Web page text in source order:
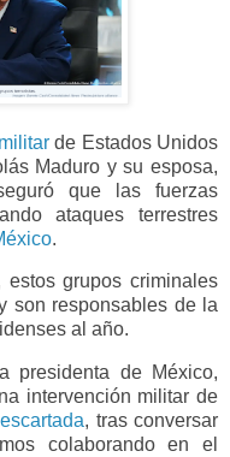
de Estados Unidos
Maduro y su esposa,
que las fuerzas
ataques terrestres
.
grupos criminales
son responsables de la
al año.
presidenta de México,
intervención militar de
, tras conversar
colaborando en el